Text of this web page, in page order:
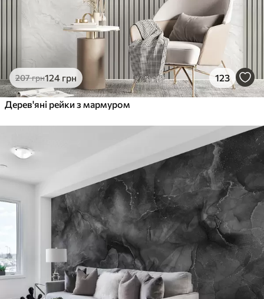
207грн124 грн 123
Дерев'яні рейки з мармуром